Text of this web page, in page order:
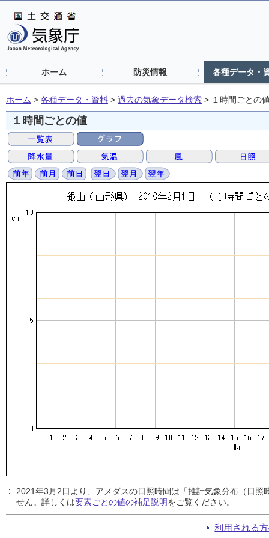
ホーム 防災情報 各種データ・
ホーム > 各種データ・資料 > 過去の気象データ検索 > １時間ごとの
１時間ごとの値
2021年3月2日より、アメダスの日照時間は「推計気象分布（日
せん。詳しくは要素ごとの値の補足説明をご覧ください。
利用される